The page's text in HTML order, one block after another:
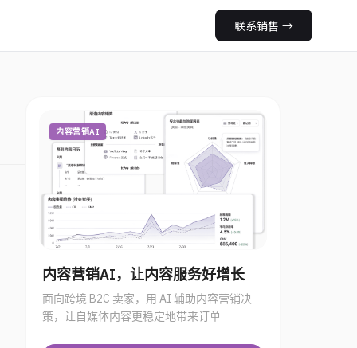
联系销售 →
内容营销AI
内容营销AI，让内容服务好增长
面向跨境 B2C 卖家，用 AI 辅助内容营销决
策，让自媒体内容更稳定地带来订单